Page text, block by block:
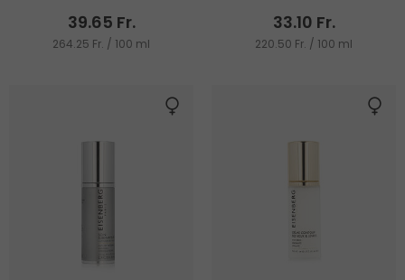
39.65 Fr.
264.25 Fr. / 100 ml
33.10 Fr.
220.50 Fr. / 100 ml